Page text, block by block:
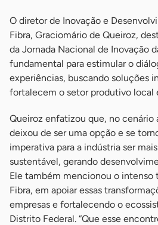
O diretor de Inovação e
Fibra, Graciomário de Queiroz,
da Jornada Nacional de Inovação
fundamental para estimular o
experiências, buscando soluções
fortalecem o setor produtivo local
Queiroz enfatizou que, no cenário
deixou de ser uma opção e se
imperativa para a indústria ser
sustentável, gerando
Ele também mencionou o intenso
Fibra, em apoiar essas
empresas e fortalecendo o
Distrito Federal. “Que esse